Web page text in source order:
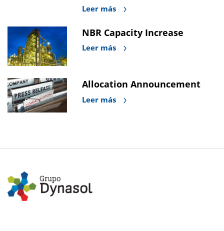
Leer más
NBR Capacity Increase
Leer más
Allocation Announcement
Leer más